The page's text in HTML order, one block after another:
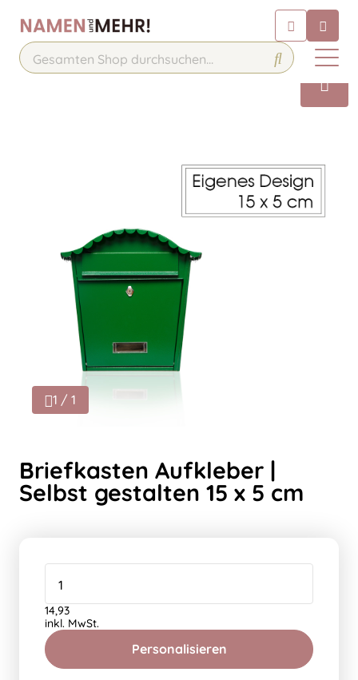
Chatten Sie 24/7 mit unserem
hilfreichen Chatbot
Kontakt
1 / 1
Briefkasten Aufkleber |
Selbst gestalten 15 x 5 cm
Personalisieren
14,93
inkl. MwSt.